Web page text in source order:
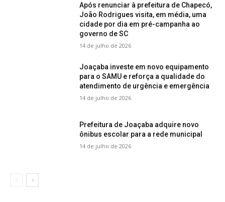
Após renunciar à prefeitura de Chapecó,
João Rodrigues visita, em média, uma
cidade por dia em pré-campanha ao
governo de SC
14 de julho de 2026
Joaçaba investe em novo equipamento
para o SAMU e reforça a qualidade do
atendimento de urgência e emergência
14 de julho de 2026
Prefeitura de Joaçaba adquire novo
ônibus escolar para a rede municipal
14 de julho de 2026